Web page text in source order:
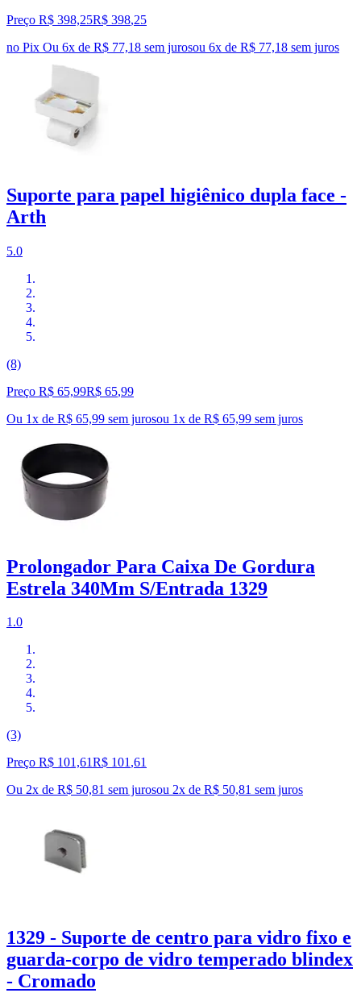
Preço R$ 398,25R$ 398,25
no Pix Ou 6x de R$ 77,18 sem jurosou 6x de R$ 77,18 sem juros
Suporte para papel higiênico dupla face -
Arth
5.0
(8)
Preço R$ 65,99R$ 65,99
Ou 1x de R$ 65,99 sem jurosou 1x de R$ 65,99 sem juros
Prolongador Para Caixa De Gordura
Estrela 340Mm S/Entrada 1329
1.0
(3)
Preço R$ 101,61R$ 101,61
Ou 2x de R$ 50,81 sem jurosou 2x de R$ 50,81 sem juros
1329 - Suporte de centro para vidro fixo e
guarda-corpo de vidro temperado blindex
- Cromado